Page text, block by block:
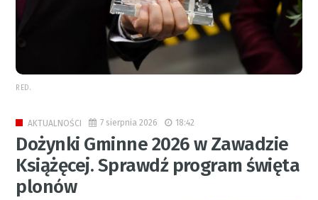
RED.
AKTUALNOŚCI 7 sierpnia 2026 18:42
Dożynki Gminne 2026 w Zawadzie
Książęcej. Sprawdź program święta
plonów